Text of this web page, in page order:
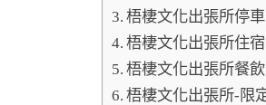
梧棲文化出張所停車
梧棲文化出張所住宿
梧棲文化出張所餐
梧棲文化出張所-限